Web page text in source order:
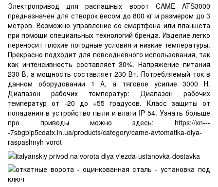
Электропривод для распашных ворот CAME ATS3000
предназначен для створок весом до 800 кг и размером до 3
метров. Возможно управление со смартфона или планшета
при помощи специальных технологий бренда. Изделие легко
переносит плохие погодные условия и низкие температуры.
Прекрасно подходит для повседневного использования, так
как интенсивность составляет 30%. Напряжение питания
230 В, а мощность составляет 230 Вт. Потребляемый ток в
данном оборудовании 1 А, а тяговое усилие 3000 Н.
Диапазон рабочих температур: Диапазон рабочих
температур от -20 до +55 градусов. Класс защиты от
попадания в устройство пыли и влаги IP 54. Узнать больше
про приводы можно здесь: https://xn---
-7sbgbip5cdatx.in.ua/products/category/came-avtomatika-dlya-
raspashnyh-vorot